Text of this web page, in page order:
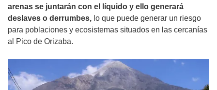
arenas se juntarán con el líquido y ello generará
deslaves o derrumbes, lo que puede generar un riesgo
para poblaciones y ecosistemas situados en las cercanías
al Pico de Orizaba.